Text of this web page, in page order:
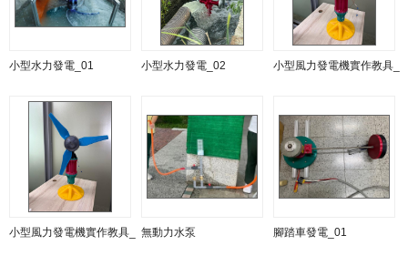
小型水力發電_01 小型水力發電_02 小型風力發電機實作教具_
小型風力發電機實作教具_ 02無動力水泵 腳踏車發電_01